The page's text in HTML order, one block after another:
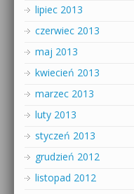
lipiec 2013
czerwiec 2013
maj 2013
kwiecień 2013
marzec 2013
luty 2013
styczeń 2013
grudzień 2012
listopad 2012